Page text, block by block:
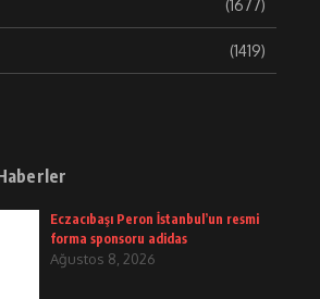
(1677)
(1419)
Eczacıbaşı Peron İstanbul’un resmi
forma sponsoru adidas
Ağustos 8, 2026